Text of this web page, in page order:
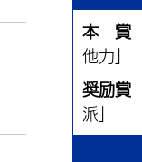
本 賞
他力」
奨励賞
派」